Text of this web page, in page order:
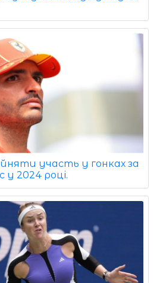
участь у гонках за
у 2024 році.